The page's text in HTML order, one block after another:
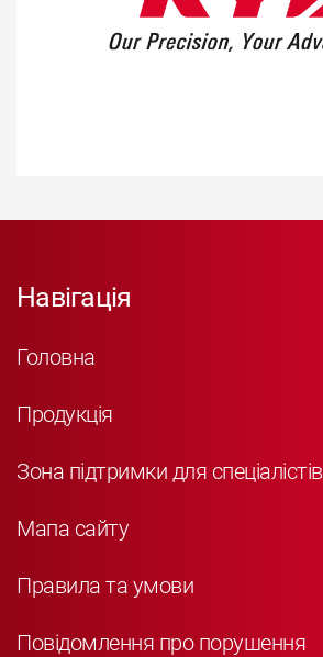
Навігація
Головна
Продукція
Зона підтримки для спеціалістів
Мапа сайту
Правила та умови
Повідомлення про порушення